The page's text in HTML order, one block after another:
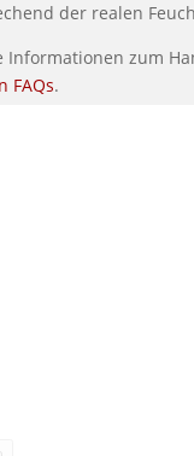
der realen
Informationen zum
FAQs.